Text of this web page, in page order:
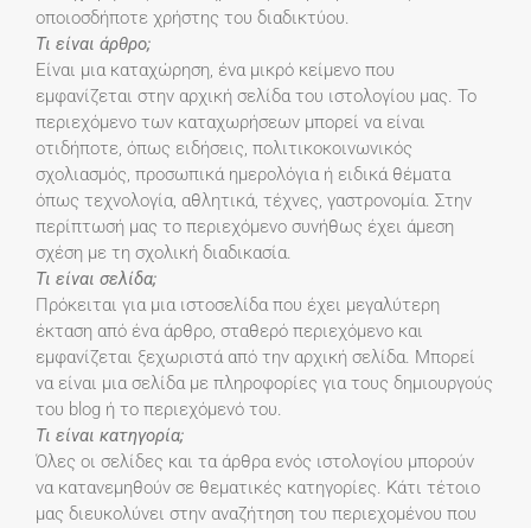
οποιοσδήποτε χρήστης του διαδικτύου.
Τι είναι άρθρο;
Είναι μια καταχώρηση, ένα μικρό κείμενο που
εμφανίζεται στην αρχική σελίδα του ιστολογίου μας. Το
περιεχόμενο των καταχωρήσεων μπορεί να είναι
οτιδήποτε, όπως ειδήσεις, πολιτικοκοινωνικός
σχολιασμός, προσωπικά ημερολόγια ή ειδικά θέματα
όπως τεχνολογία, αθλητικά, τέχνες, γαστρονομία. Στην
περίπτωσή μας το περιεχόμενο συνήθως έχει άμεση
σχέση με τη σχολική διαδικασία.
Τι είναι σελίδα;
Πρόκειται για μια ιστοσελίδα που έχει μεγαλύτερη
έκταση από ένα άρθρο, σταθερό περιεχόμενο και
εμφανίζεται ξεχωριστά από την αρχική σελίδα. Μπορεί
να είναι μια σελίδα με πληροφορίες για τους δημιουργούς
του blog ή το περιεχόμενό του.
Τι είναι κατηγορία;
Όλες οι σελίδες και τα άρθρα ενός ιστολογίου μπορούν
να κατανεμηθούν σε θεματικές κατηγορίες. Κάτι τέτοιο
μας διευκολύνει στην αναζήτηση του περιεχομένου που